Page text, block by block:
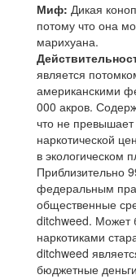
Миф: Дикая
потому что она
марихуана.
является
американскими
000 акров.
что не
наркотической
в экологическом
Приблизительно
федеральным
общественные
ditchweed. Может
наркотиками
ditchweed
бюджетные